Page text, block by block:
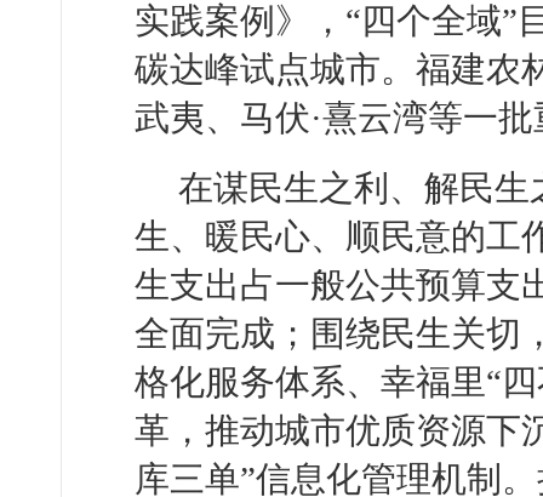
实践案例》，“四个全域”
碳达峰试点城市。福建农
武夷、马伏·熹云湾等一
在谋民生之利、解民
生、暖民心、顺民意的工
生支出占一般公共预算支
全面完成；围绕民生关切
格化服务体系、幸福里“
革，推动城市优质资源下
库三单”信息化管理机制